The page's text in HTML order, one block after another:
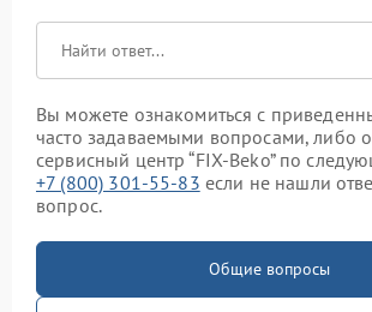
Вы можете ознакомиться с
часто задаваемыми вопросами, либо
сервисный центр “FIX-Beko” по
+7 (800) 301-55-83 если не нашли
вопрос.
Общие вопросы